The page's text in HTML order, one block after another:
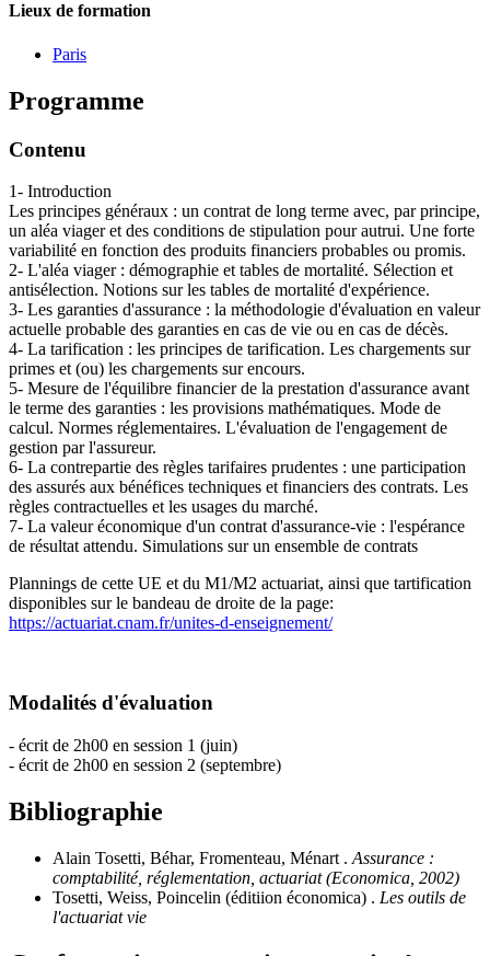
Lieux de formation
Paris
Programme
Contenu
1- Introduction
Les principes généraux : un contrat de long terme avec, par principe,
un aléa viager et des conditions de stipulation pour autrui. Une forte
variabilité en fonction des produits financiers probables ou promis.
2- L'aléa viager : démographie et tables de mortalité. Sélection et
antisélection. Notions sur les tables de mortalité d'expérience.
3- Les garanties d'assurance : la méthodologie d'évaluation en valeur
actuelle probable des garanties en cas de vie ou en cas de décès.
4- La tarification : les principes de tarification. Les chargements sur
primes et (ou) les chargements sur encours.
5- Mesure de l'équilibre financier de la prestation d'assurance avant
le terme des garanties : les provisions mathématiques. Mode de
calcul. Normes réglementaires. L'évaluation de l'engagement de
gestion par l'assureur.
6- La contrepartie des règles tarifaires prudentes : une participation
des assurés aux bénéfices techniques et financiers des contrats. Les
règles contractuelles et les usages du marché.
7- La valeur économique d'un contrat d'assurance-vie : l'espérance
de résultat attendu. Simulations sur un ensemble de contrats
Plannings de cette UE et du M1/M2 actuariat, ainsi que tartification
disponibles sur le bandeau de droite de la page:
https://actuariat.cnam.fr/unites-d-enseignement/
Modalités d'évaluation
- écrit de 2h00 en session 1 (juin)
- écrit de 2h00 en session 2 (septembre)
Bibliographie
Alain Tosetti, Béhar, Fromenteau, Ménart . Assurance :
comptabilité, réglementation, actuariat (Economica, 2002)
Tosetti, Weiss, Poincelin (éditiion économica) . Les outils de
l'actuariat vie